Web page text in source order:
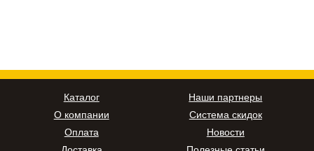
Каталог
О компании
Оплата
Наши партнеры
Система скидок
Новости